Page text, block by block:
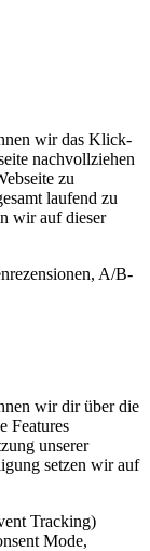
wir das Klick-
nachvollziehen
zu
laufend zu
wir auf dieser
A/B-
wir dir über die
Features
unserer
setzen wir auf
Tracking)
Mode,